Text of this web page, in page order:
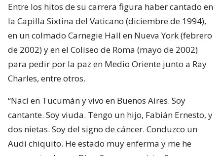
Entre los hitos de su carrera figura haber cantado en
la Capilla Sixtina del Vaticano (diciembre de 1994),
en un colmado Carnegie Hall en Nueva York (febrero
de 2002) y en el Coliseo de Roma (mayo de 2002)
para pedir por la paz en Medio Oriente junto a Ray
Charles, entre otros.
“Nací en Tucumán y vivo en Buenos Aires. Soy
cantante. Soy viuda. Tengo un hijo, Fabián Ernesto, y
dos nietas. Soy del signo de cáncer. Conduzco un
Audi chiquito. He estado muy enferma y me he